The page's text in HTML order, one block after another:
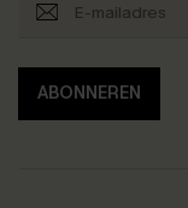
ABONNEREN